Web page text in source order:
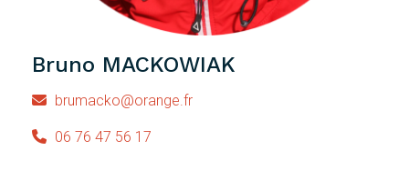
Bruno MACKOWIAK
brumacko@orange.fr
06 76 47 56 17